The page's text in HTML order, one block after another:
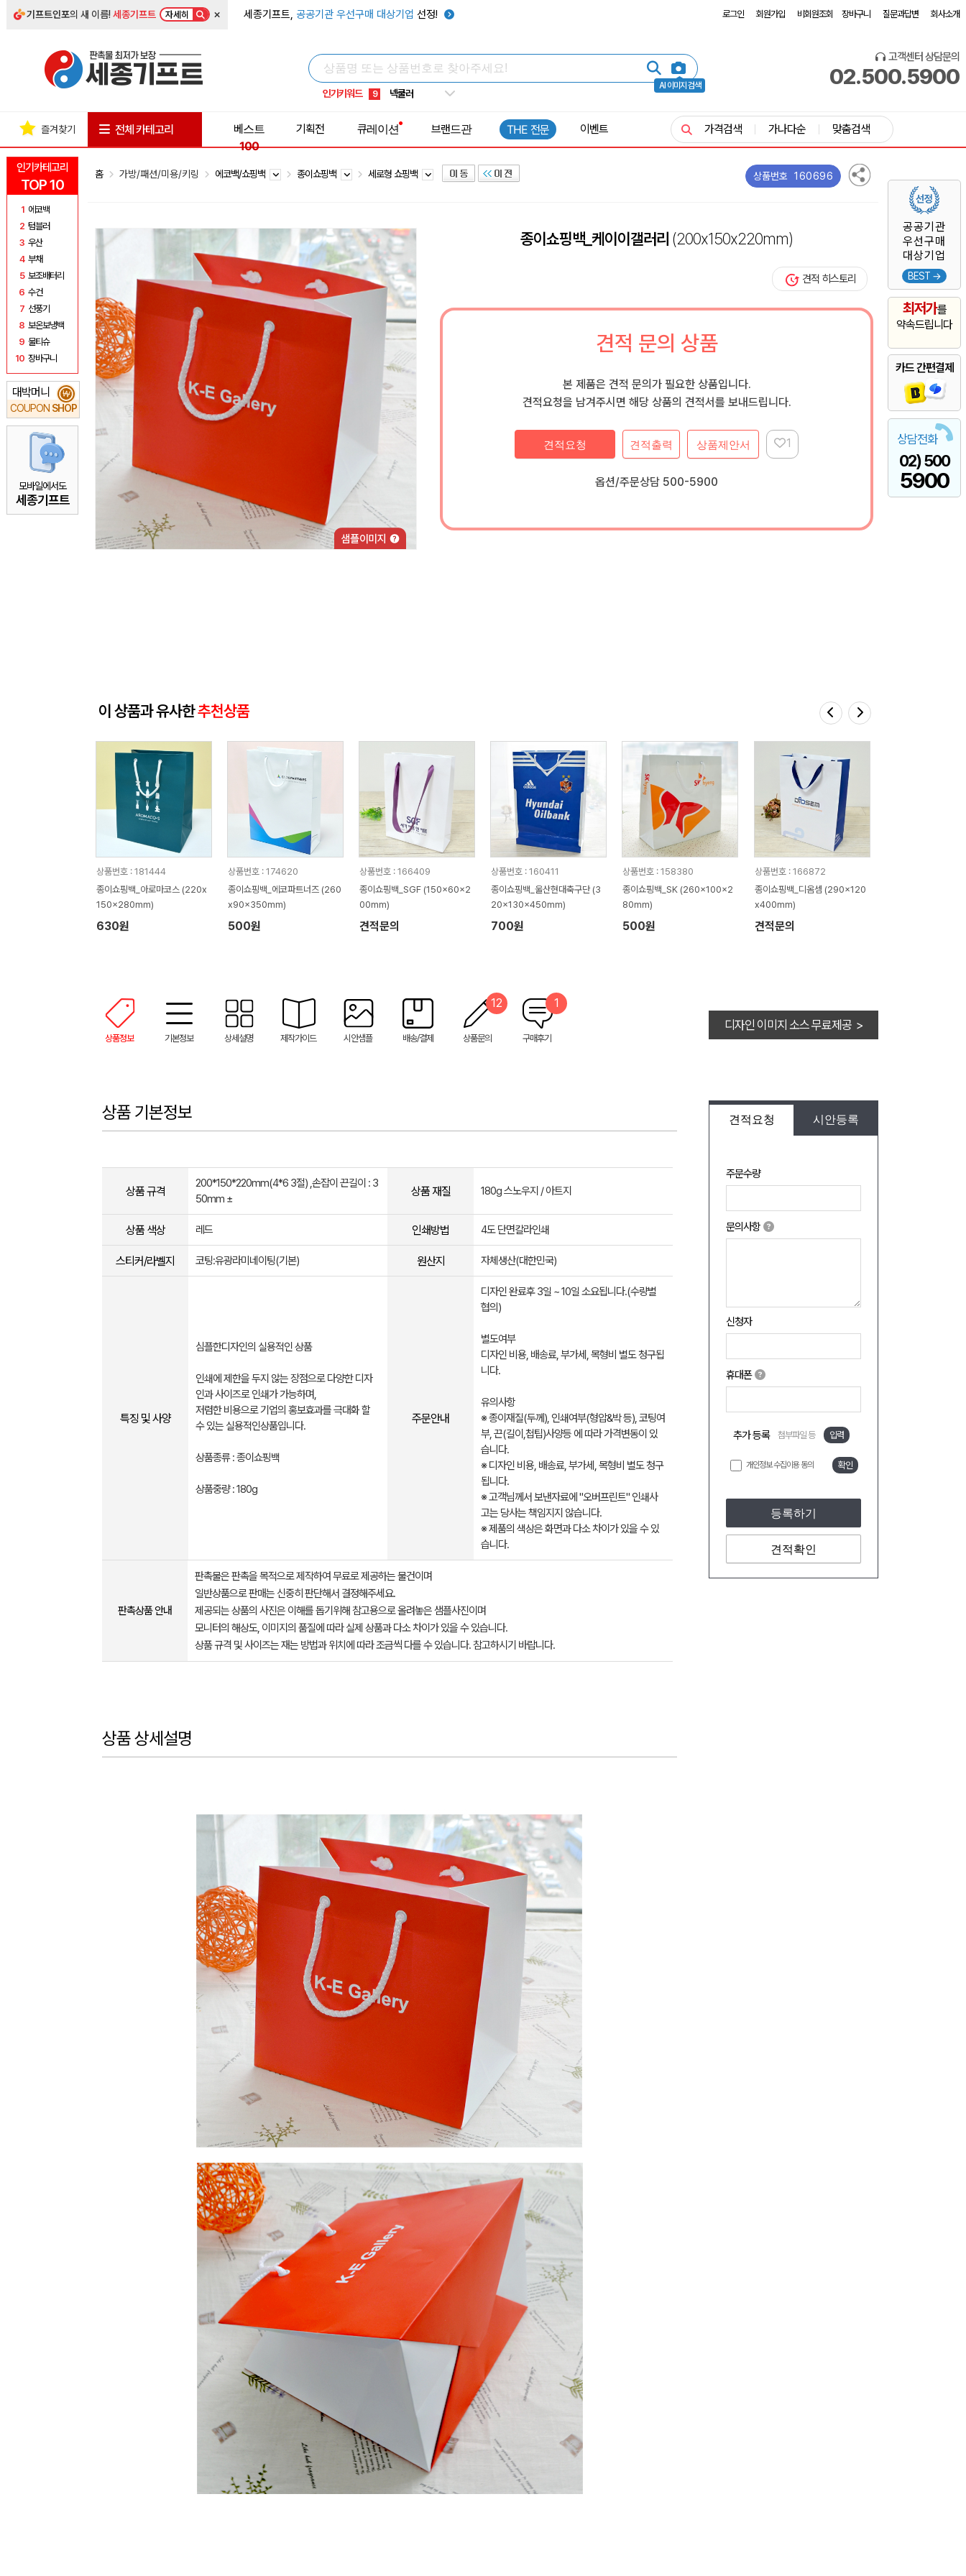
기프트인포의 새 이름!세종기프트 자세히 × 세종기프트, 공공기관 우선구매 대상기업 선정! 로그인 회원가입 비회원조회 장바구니 질문과답변 회사소개
AI 이미지 검색
인기키워드
5 키캡
8 쿨토시
9 넥쿨러
1 선풍기
고객센터 상담문의
02.500.5900
인기카테고리
TOP 10
1 에코백
2 텀블러
3 우산
4 부채
5 보조배터리
6 수건
7 선풍기
8 보온보냉백
9 물티슈
10 장바구니
대박머니
COUPON SHOP
₩
모바일에서도
세종기프트
공공기관
우선구매
대상기업
BEST →
최저가를
약속드립니다
카드 간편결제
상담전화
02) 500
5900
즐겨찾기 전체 카테고리
베스트
100
기획전 큐레이션 브랜드관 THE 전문 이벤트 가격검색 가나다순 맞춤검색
홈 가방/패션/미용/키링 에코백/쇼핑백 종이쇼핑백 세로형 쇼핑백 상품번호 160696
종이쇼핑백_케이이갤러리 (200x150x220mm)
견적 히스토리
견적 문의 상품
본 제품은 견적 문의가 필요한 상품입니다.
견적요청을 남겨주시면 해당 상품의 견적서를 보내드립니다.
견적요청 1
상품제안서
견적출력
옵션/주문상담 500-5900
이 상품과 유사한추천상품
상품번호 : 181444
종이쇼핑백_아로마코스 (220x
150x280mm)
630원
상품번호 : 174620
종이쇼핑백_에코파트너즈 (260
x90x350mm)
500원
상품번호 : 166409
종이쇼핑백_SGF (150x60x2
00mm)
견적문의
상품번호 : 160411
종이쇼핑백_울산현대축구단 (3
20x130x450mm)
700원
상품번호 : 158380
종이쇼핑백_SK (260x100x2
80mm)
500원
상품번호 : 166872
종이쇼핑백_디옴셈 (290x120
x400mm)
견적문의
상품정보 기본정보 상세설명 제작가이드 시안샘플 배송/결제 상품문의
12
구매후기
1
디자인 이미지 소스 무료제공 >
견적요청 시안등록
주문수량
문의사항
신청자
휴대폰
추가 등록 첨부파일 등 입력
개인정보 수집이용 동의 확인
등록하기
견적확인
상품 기본정보
상품 규격
200*150*220mm(4*6 3절) ,손잡이 끈길이 : 3
50mm ±
상품 재질 180g 스노우지 / 아트지
상품 색상 레드 인쇄방법 ​4도 단면칼라인쇄
스티커/라벨지 코팅:유광라미네이팅(기본) 원산지 자체생산(대한민국)
특징 및 사양
심플한디자인의 실용적인 상품
인쇄에 제한을 두지 않는 장점으로 다양한 디자
인과 사이즈로 인쇄가 가능하며,
저렴한 비용으로 기업의 홍보효과를 극대화 할
수 있는 실용적인상품입니다.
상품종류 : 종이쇼핑백
상품중량 : 180g
주문안내
디자인 완료후 3일 ~ 10일 소요됩니다.(수량별
협의)​
별도여부
디자인 비용, 배송료, 부가세, 목형비 별도 청구됩
니다.
유의사항
※ 종이재질(두께), 인쇄여부(형압&박 등), 코팅여
부, 끈(길이,첩팁)사양등 에 따라 가격변동이 있
습니다.
※ 디자인 비용, 배송료, 부가세, 목형비 별도 청구
됩니다.
※ 고객님께서 보낸자료에 "오버프린트" 인쇄사
고는 당사는 책임지지 않습니다.
※ 제품의 색상은 화면과 다소 차이가 있을 수 있
습니다.​​
판촉상품 안내
판촉물은 판촉을 목적으로 제작하여 무료로 제공하는 물건이며
일반상품으로 판매는 신중히 판단해서 결정해주세요.
제공되는 상품의 사진은 이해를 돕기위해 참고용으로 올려놓은 샘플사진이며
모니터의 해상도, 이미지의 품질에 따라 실제 상품과 다소 차이가 있을 수 있습니다.
상품 규격 및 사이즈는 재는 방법과 위치에 따라 조금씩 다를 수 있습니다. 참고하시기 바랍니다.
상품 상세설명